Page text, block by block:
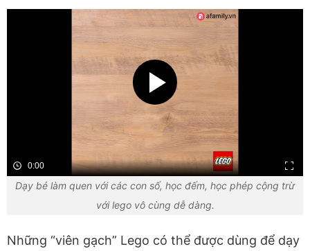
0:00
Dạy bé làm quen với các con số, học đếm, học phép cộng trừ
với lego vô cùng dễ dàng.
Những “viên gạch” Lego có thể được dùng để dạy